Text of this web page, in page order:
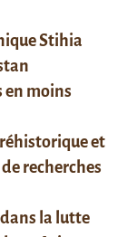
Stihia
en moins
et
recherches
dans la lutte